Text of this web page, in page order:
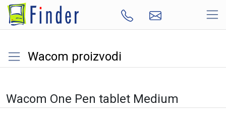
Wacom proizvodi
Wacom One Pen tablet Medium